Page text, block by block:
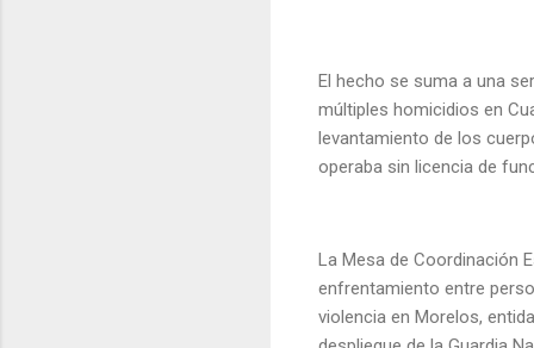
El hecho se suma a una
múltiples homicidios en
levantamiento de los
operaba sin licencia de
La Mesa de Coordinación
enfrentamiento entre
violencia en Morelos,